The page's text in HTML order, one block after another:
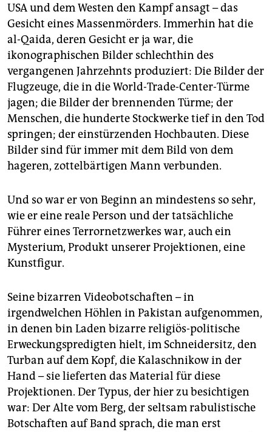
USA und dem Westen den Kampf ansagt – das
Gesicht eines Massenmörders. Immerhin hat die
al-Qaida, deren Gesicht er ja war, die
ikonographischen Bilder schlechthin des
vergangenen Jahrzehnts produziert: Die Bilder der
Flugzeuge, die in die World-Trade-Center-Türme
jagen; die Bilder der brennenden Türme; der
Menschen, die hunderte Stockwerke tief in den Tod
springen; der einstürzenden Hochbauten. Diese
Bilder sind für immer mit dem Bild von dem
hageren, zottelbärtigen Mann verbunden.
Und so war er von Beginn an mindestens so sehr,
wie er eine reale Person und der tatsächliche
Führer eines Terrornetzwerkes war, auch ein
Mysterium, Produkt unserer Projektionen, eine
Kunstfigur.
Seine bizarren Videobotschaften – in
irgendwelchen Höhlen in Pakistan aufgenommen,
in denen bin Laden bizarre religiös-politische
Erweckungspredigten hielt, im Schneidersitz, den
Turban auf dem Kopf, die Kalaschnikow in der
Hand – sie lieferten das Material für diese
Projektionen. Der Typus, der hier zu besichtigen
war: Der Alte vom Berg, der seltsam rabulistische
Botschaften auf Band sprach, die man erst